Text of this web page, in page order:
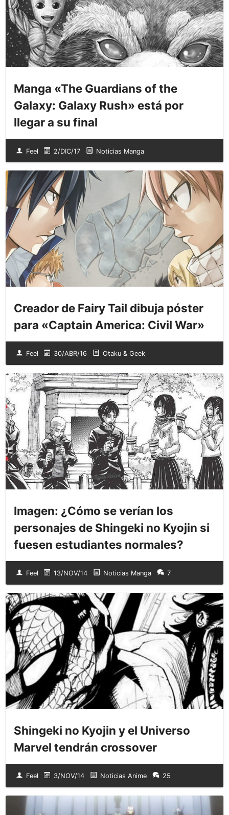
Manga «The Guardians of the
Galaxy: Galaxy Rush» está por
llegar a su final
Feel 2/DIC/17 Noticias Manga
Creador de Fairy Tail dibuja póster
para «Captain America: Civil War»
Feel 30/ABR/16 Otaku & Geek
Imagen: ¿Cómo se verían los
personajes de Shingeki no Kyojin si
fuesen estudiantes normales?
Feel 13/NOV/14 Noticias Manga 7
Shingeki no Kyojin y el Universo
Marvel tendrán crossover
Feel 3/NOV/14 Noticias Anime 25